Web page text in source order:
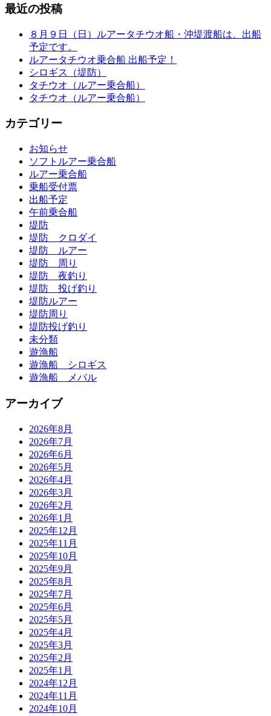
最近の投稿
８月９日（日）ルアータチウオ船・沖堤渡船は、出船
予定です。
ルアータチウオ乗合船 出船予定！
シロギス（堤防）
タチウオ（ルアー乗合船）
タチウオ（ルアー乗合船）
カテゴリー
お知らせ
ソフトルアー乗合船
ルアー乗合船
乗船受付票
出船予定
午前乗合船
堤防
堤防 クロダイ
堤防 ルアー
堤防 周り
堤防 夜釣り
堤防 投げ釣り
堤防ルアー
堤防周り
堤防投げ釣り
未分類
遊漁船
遊漁船 シロギス
遊漁船 メバル
アーカイブ
2026年8月
2026年7月
2026年6月
2026年5月
2026年4月
2026年3月
2026年2月
2026年1月
2025年12月
2025年11月
2025年10月
2025年9月
2025年8月
2025年7月
2025年6月
2025年5月
2025年4月
2025年3月
2025年2月
2025年1月
2024年12月
2024年11月
2024年10月